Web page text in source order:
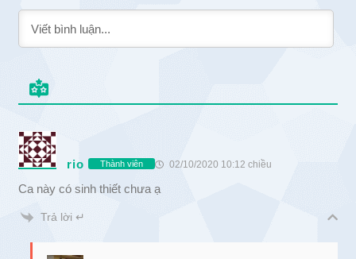
rio Thành viên 02/10/2020 10:12 chiều
Ca này có sinh thiết chưa ạ
Trả lời ↵